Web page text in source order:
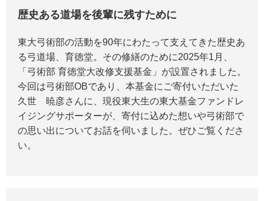
歴史ある道場を後輩に残すために
東大弓術部の活動を90年にわたって支えてきた歴史あ
る弓道場、育徳堂。その修繕のために2025年1月、
「弓術部 育徳堂大改修支援基金」が設置されました。
今回は弓術部OBであり、本基金にご寄付いただいた
久世 暁彦さんに、現役東大生の東大基金ファンドレ
イジングサポーターが、寄付に込めた想いや弓術部で
の思い出についてお話を伺いました。ぜひご覧くださ
い。